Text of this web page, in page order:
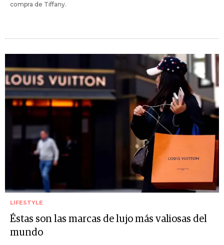
compra de Tiffany.
LIFESTYLE
Éstas son las marcas de lujo más valiosas del
mundo